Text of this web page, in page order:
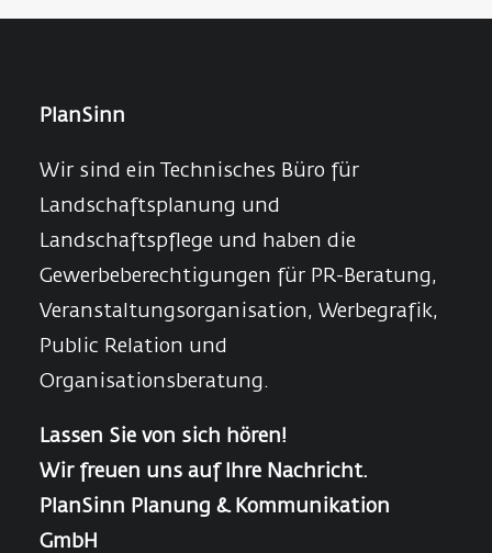
PlanSinn
Wir sind ein Technisches Büro für
Landschaftsplanung und
Landschaftspflege und haben die
Gewerbeberechtigungen für PR-Beratung,
Veranstaltungsorganisation, Werbegrafik,
Public Relation und
Organisationsberatung.
Lassen Sie von sich hören!
Wir freuen uns auf Ihre Nachricht.
PlanSinn Planung & Kommunikation
GmbH